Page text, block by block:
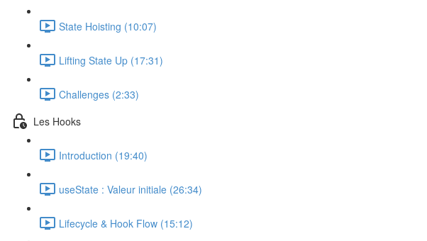
State Hoisting (10:07)
Lifting State Up (17:31)
Challenges (2:33)
Les Hooks
Introduction (19:40)
useState : Valeur initiale (26:34)
Lifecycle & Hook Flow (15:12)